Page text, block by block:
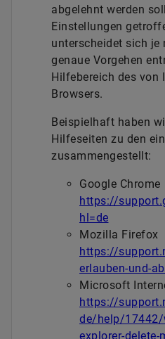
abgelehnt werden
Einstellungen
unterscheidet sich je
genaue Vorgehen
Hilfebereich des von
Browsers.
Beispielhaft haben
Hilfeseiten zu den
zusammengestellt:
Google Chrome
https://
hl=de
Mozilla Firefox
https://
erlauben-und-
Microsoft
https://
de/help/17442/
explorer-delete-